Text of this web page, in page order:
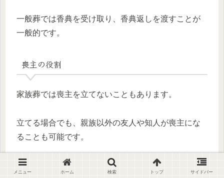
一般葬では香典を受け取り、香典返しを渡すことが
一般的です。
喪主の役割
家族葬では喪主を立てないこともあります。
立てる場合でも、親族以外の友人や知人が喪主にな
ることも可能です。
一般葬では故人の配偶者や長男・長女など親族が喪
メニュー ホーム 検索 トップ サイドバー